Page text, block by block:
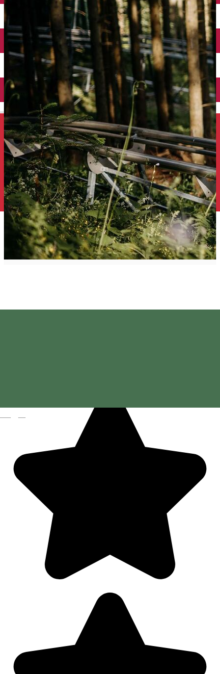
Închirieri auto
Închirieri de biciclete